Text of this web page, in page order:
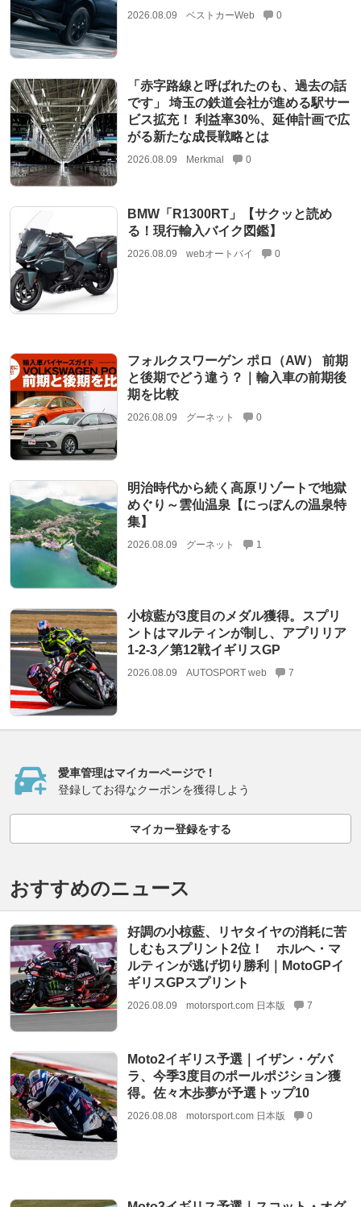
2026.08.09 ベストカーWeb 0
「赤字路線と呼ばれたのも、過去の話
です」 埼玉の鉄道会社が進める駅サー
ビス拡充！ 利益率30%、延伸計画で広
がる新たな成長戦略とは
2026.08.09 Merkmal 0
BMW「R1300RT」【サクッと読め
る！現行輸入バイク図鑑】
2026.08.09 webオートバイ 0
フォルクスワーゲン ポロ（AW） 前期
と後期でどう違う？｜輸入車の前期後
期を比較
2026.08.09 グーネット 0
明治時代から続く高原リゾートで地獄
めぐり～雲仙温泉【にっぽんの温泉特
集】
2026.08.09 グーネット 1
小椋藍が3度目のメダル獲得。スプリ
ントはマルティンが制し、アプリリア
1-2-3／第12戦イギリスGP
2026.08.09 AUTOSPORT web 7
愛車管理はマイカーページで！
登録してお得なクーポンを獲得しよう
マイカー登録をする
おすすめのニュース
好調の小椋藍、リヤタイヤの消耗に苦
しむもスプリント2位！ ホルヘ・マ
ルティンが逃げ切り勝利｜MotoGPイ
ギリスGPスプリント
2026.08.09 motorsport.com 日本版 7
Moto2イギリス予選｜イザン・ゲバ
ラ、今季3度目のポールポジション獲
得。佐々木歩夢が予選トップ10
2026.08.08 motorsport.com 日本版 0